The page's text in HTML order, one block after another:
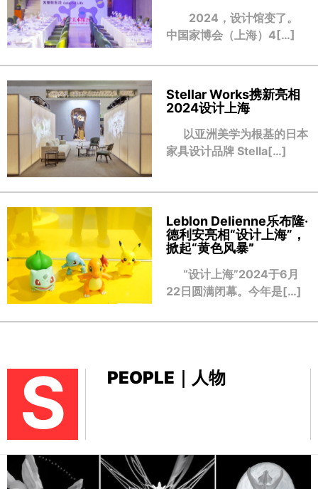
2024，设计馆变了。
中国家博会（上海）4[…]
Stellar Works携新亮相
2024设计上海
以亚洲美学为根基的日本
家具设计品牌 Stella[…]
Leblon Delienne乐布隆·
德利安亮相“设计上海”，
掀起“黄色风暴”
“设计上海”2024于6月
22日圆满闭幕。今年是[…]
S PEOPLE｜人物